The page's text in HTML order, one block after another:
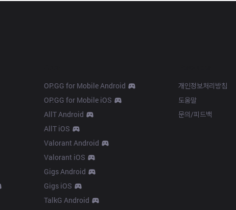
OP.GG for Mobile Android
OP.GG for Mobile iOS
AllT Android
AllT iOS
Valorant Android
Valorant iOS
Gigs Android
Gigs iOS
TalkG Android
개인정보처리방침
도움말
문의/피드백